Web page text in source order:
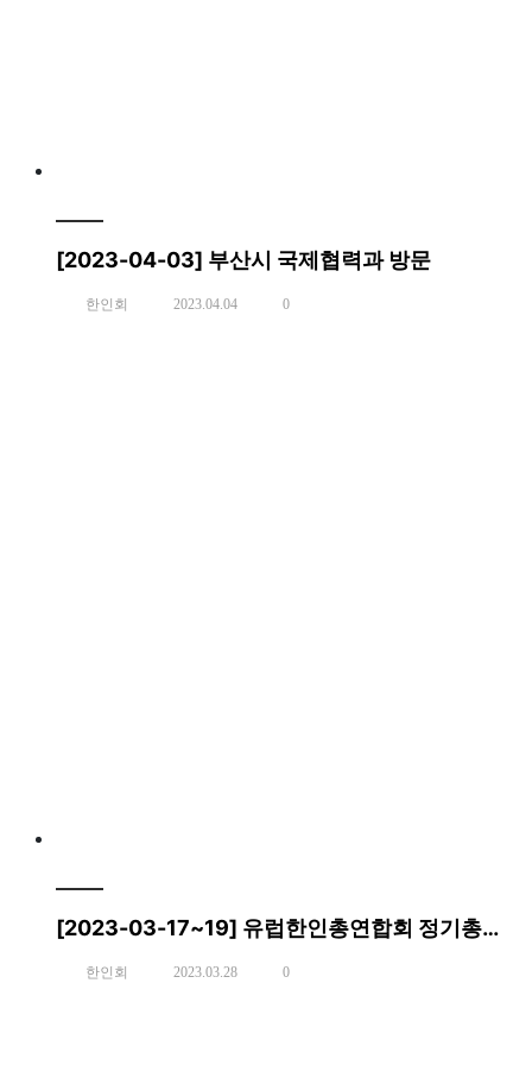
[2023-04-03] 부산시 국제협력과 방문
한인회 2023.04.04 0
[2023-03-17~19] 유럽한인총연합회 정기총회 및 차세대 웅변대회
한인회 2023.03.28 0